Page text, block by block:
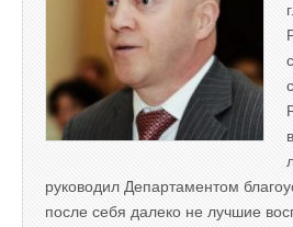
руководил Департаментом
после себя далеко не лучшие